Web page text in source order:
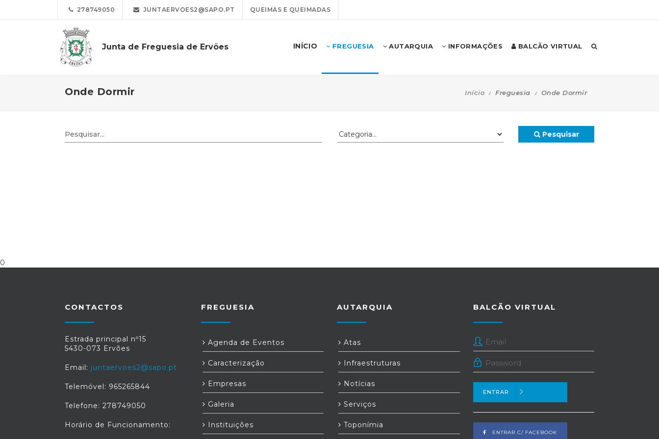
278749050 JUNTAERVOES2@SAPO.PT QUEIMAS E QUEIMADAS
Junta de Freguesia de Ervões INÍCIO FREGUESIA AUTARQUIA INFORMAÇÕES BALCÃO VIRTUAL
Onde Dormir Início Freguesia Onde Dormir
Pesquisar
0
CONTACTOS
Estrada principal nº15
5430-073 Ervões
Email: juntaervoes2@sapo.pt
Telemóvel: 965265844
Telefone: 278749050
Horário de Funcionamento:
FREGUESIA
Agenda de Eventos
Caracterização
Empresas
Galeria
Instituições
AUTARQUIA
Atas
Infraestruturas
Notícias
Serviços
Toponímia
BALCÃO VIRTUAL
ENTRAR
ENTRAR C/ FACEBOOK